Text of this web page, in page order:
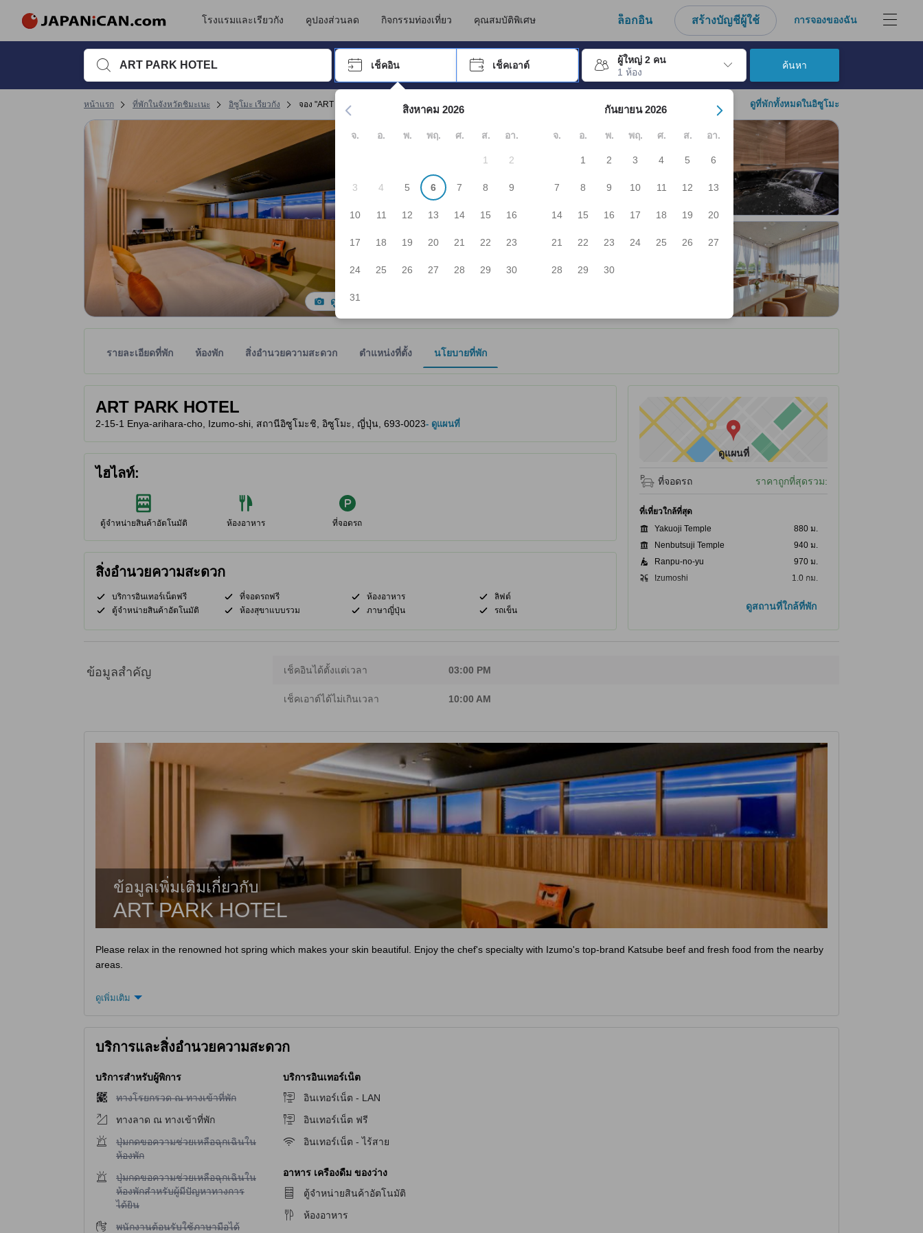
โรงแรมและเรียวกัง คูปองส่วนลด กิจกรรมท่องเที่ยว คุณสมบัติพิเศษ ล็อกอิน สร้างบัญชีผู้ใช้ การจองของฉัน
พิมพ์ชื่อที่พักหรือคำที่ต้องการค้นหา จากนั้นใช้ปุ่มลูกศรหรือปุ่ม Tab เพื่อเลื่อนหาคำที่ต้องการ แล้วกดปุ่ม Enter เพื่อเลือก
เช็คอิน เช็คเอาต์
ผู้ใหญ่ 2 คน
1 ห้อง
กด Enter เพื่อเลือกวันที่ ใช้ปุ่มลูกศรเพื่อเลือกวันเช็คอินและเช็คเอาต์ เมื่อไปถึงวันเช็คอินที่ต้องการ ให้กดปุ่ม Enter เพื่อเลือกวันเช็คอินดังกล่า
สิงหาคม 2026
จ. อ. พ. พฤ. ศ. ส. อา.
1 2
3 4 5 6 7 8 9
10 11 12 13 14 15 16
17 18 19 20 21 22 23
24 25 26 27 28 29 30
31
กันยายน 2026
จ. อ. พ. พฤ. ศ. ส. อา.
1 2 3 4 5 6
7 8 9 10 11 12 13
14 15 16 17 18 19 20
21 22 23 24 25 26 27
28 29 30
ค้นหา
หน้าแรก ที่พักในจังหวัดชิมะเนะ อิซูโมะ เรียวกัง จอง "ART PARK HOTEL" ดูที่พักทั้งหมดในอิซูโมะ
ดูรูปทั้งหมด
รายละเอียดที่พัก ห้องพัก สิ่งอำนวยความสะดวก ตำแหน่งที่ตั้ง นโยบายที่พัก
ART PARK HOTEL
2-15-1 Enya-arihara-cho, Izumo-shi, สถานีอิซูโมะชิ, อิซูโมะ, ญี่ปุ่น, 693-0023- ดูแผนที่
ไฮไลท์:
ตู้จำหน่ายสินค้าอัตโนมัติ ห้องอาหาร ที่จอดรถ
สิ่งอำนวยความสะดวก
บริการอินเทอร์เน็ตฟรี ที่จอดรถฟรี ห้องอาหาร
ลิฟต์
ตู้จำหน่ายสินค้าอัตโนมัติ
ห้องสุขาแบบรวม ภาษาญี่ปุ่น รถเข็น
ดูแผนที่
ที่จอดรถ ราคาถูกที่สุดรวม:
ที่เที่ยวใกล้ที่สุด
Yakuoji Temple
880 ม.
Nenbutsuji Temple
940 ม.
Ranpu-no-yu
970 ม.
Izumoshi
1.0 กม.
ดูสถานที่ใกล้ที่พัก
ข้อมูลสำคัญ เช็คอินได้ตั้งแต่เวลา 03:00 PM
เช็คเอาต์ได้ไม่เกินเวลา 10:00 AM
ข้อมูลเพิ่มเติมเกี่ยวกับ
ART PARK HOTEL
Please relax in the renowned hot spring which makes your skin beautiful. Enjoy the chef's specialty with Izumo's top-brand Katsube beef and fresh food from the nearby
areas.
ดูเพิ่มเติม
บริการและสิ่งอำนวยความสะดวก
บริการสำหรับผู้พิการ
ไม่มีบริการทางโรยกรวด ณ ทางเข้าที่พัก
ทางโรยกรวด ณ ทางเข้าที่พัก
ทางลาด ณ ทางเข้าที่พัก
ไม่มีบริการปุ่มกดขอความช่วยเหลือฉุกเฉินในห้องพัก
ปุ่มกดขอความช่วยเหลือฉุกเฉินใน
ห้องพัก
ไม่มีบริการปุ่มกดขอความช่วยเหลือฉุกเฉินในห้องพักสำหรับผู้มีปัญหาทางการได้ยิน
ปุ่มกดขอความช่วยเหลือฉุกเฉินใน
ห้องพักสำหรับผู้มีปัญหาทางการ
ได้ยิน
ไม่มีบริการพนักงานต้อนรับใช้ภาษามือได้
พนักงานต้อนรับใช้ภาษามือได้
บริการอินเทอร์เน็ต
อินเทอร์เน็ต - LAN
อินเทอร์เน็ต ฟรี
อินเทอร์เน็ต - ไร้สาย
อาหาร เครื่องดื่ม ของว่าง
ตู้จำหน่ายสินค้าอัตโนมัติ
ห้องอาหาร